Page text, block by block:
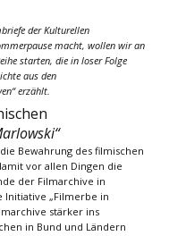
der Kulturellen
macht, wollen wir an
starten, die in loser Folge
aus den
erzählt.
Bewahrung des filmischen
vor allen Dingen die
der Filmarchive in
Initiative „Filmerbe in
stärker ins
in Bund und Ländern